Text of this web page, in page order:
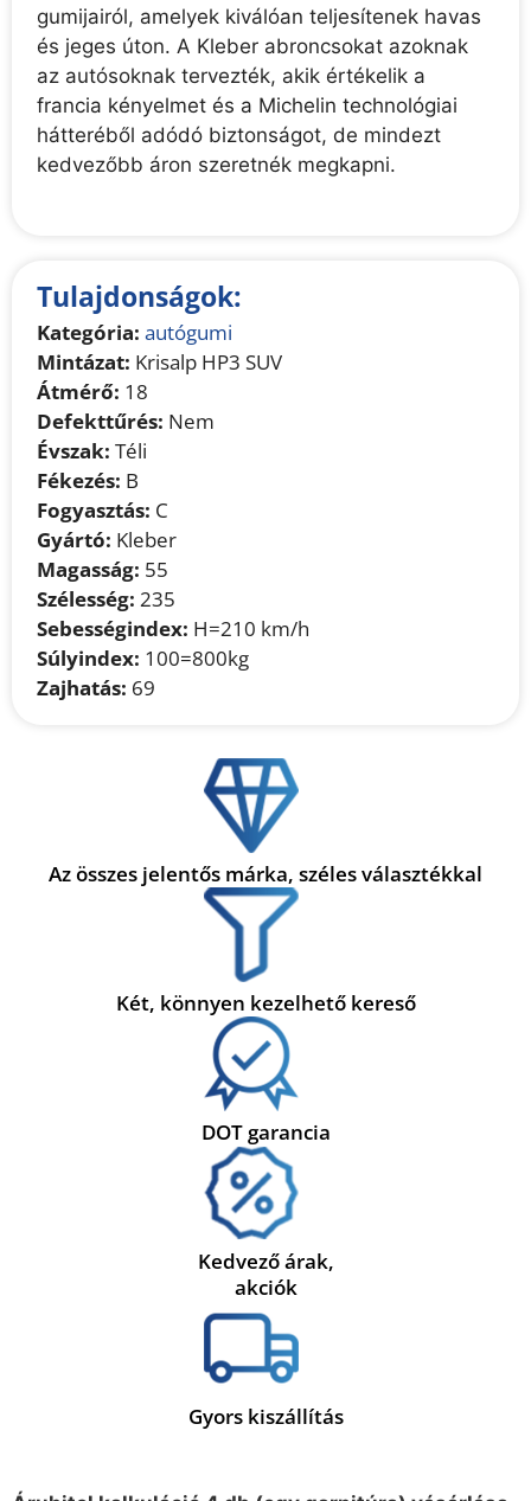
gumijairól, amelyek kiválóan teljesítenek havas
és jeges úton. A Kleber abroncsokat azoknak
az autósoknak tervezték, akik értékelik a
francia kényelmet és a Michelin technológiai
hátteréből adódó biztonságot, de mindezt
kedvezőbb áron szeretnék megkapni.
Tulajdonságok:
Kategória: autógumi
Mintázat: Krisalp HP3 SUV
Átmérő: 18
Defekttűrés: Nem
Évszak: Téli
Fékezés: B
Fogyasztás: C
Gyártó: Kleber
Magasság: 55
Szélesség: 235
Sebességindex: H=210 km/h
Súlyindex: 100=800kg
Zajhatás: 69
Az összes jelentős márka, széles választékkal
Két, könnyen kezelhető kereső
DOT garancia
Kedvező árak,
akciók
Gyors kiszállítás